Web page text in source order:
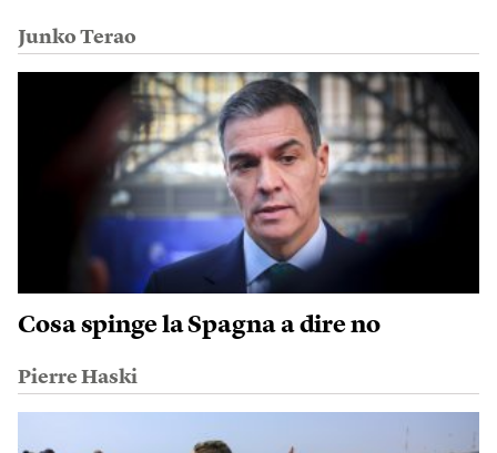
Junko Terao
Cosa spinge la Spagna a dire no
Pierre Haski